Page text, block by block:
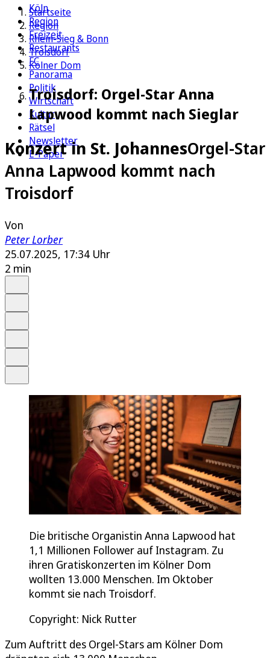
Köln
Region
Freizeit
Restaurants
FC
Panorama
Politik
Wirtschaft
Kultur
Rätsel
Newsletter
E-Paper
Startseite
Region
Rhein-Sieg & Bonn
Troisdorf
Kölner Dom
Troisdorf: Orgel-Star Anna
Lapwood kommt nach Sieglar
Konzert in St. JohannesOrgel-Star
Anna Lapwood kommt nach
Troisdorf
Von
Peter Lorber
25.07.2025, 17:34 Uhr
2 min
Die britische Organistin Anna Lapwood hat
1,1 Millionen Follower auf Instagram. Zu
ihren Gratiskonzerten im Kölner Dom
wollten 13.000 Menschen. Im Oktober
kommt sie nach Troisdorf.
Copyright: Nick Rutter
Zum Auftritt des Orgel-Stars am Kölner Dom